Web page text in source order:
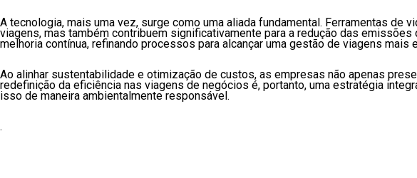
A tecnologia, mais uma vez, surge como uma aliada fundamental. Ferramentas
viagens, mas também contribuem significativamente para a redução das
melhoria contínua, refinando processos para alcançar uma gestão de viagens mais
Ao alinhar sustentabilidade e otimização de custos, as empresas não apenas
redefinição da eficiência nas viagens de negócios é, portanto, uma estratégia
isso de maneira ambientalmente responsável.
.